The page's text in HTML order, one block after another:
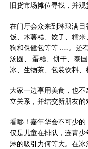
旧货市场摊位寻找，并观
在门厅会众来到琳琅满
饭、木薯糕、饺子、糯
狗和保健包等等……。还
汤圆、 蛋糕、饼干、泰
冰、生物茶、包装饮料、
大家一边享用美食，也
立关系，并结交新朋友的
看哪！嘉年华会不可少
仅是儿童在排队，连青
淋的吸引力何等大。在